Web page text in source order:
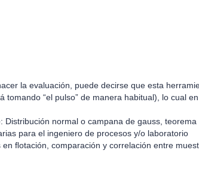
la evaluación, puede decirse que esta
“el pulso” de manera habitual), lo cual en
normal o campana de gauss, teorema
para el ingeniero de procesos y/o laboratorio
ﬂotación, comparación y correlación entre